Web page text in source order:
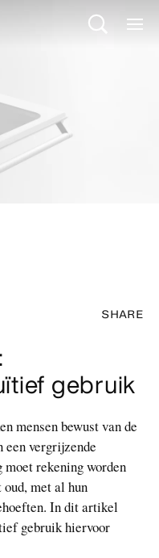
SHARE
gebruik
mensen bewust van de
een vergrijzende
rekening worden
oud, met al hun
In dit artikel
gebruik hiervoor